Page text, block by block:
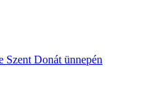
Szent Donát ünnepén